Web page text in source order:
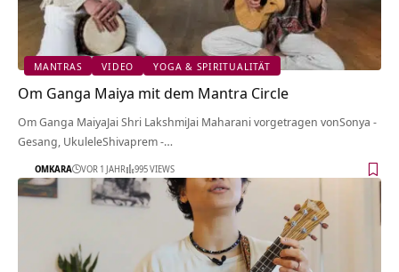
MANTRAS VIDEO YOGA & SPIRITUALITÄT
Om Ganga Maiya mit dem Mantra Circle
Om Ganga MaiyaJai Shri LakshmiJai Maharani vorgetragen vonSonya -
Gesang, UkuleleShivaprem -…
OMKARA VOR 1 JAHR 995 VIEWS